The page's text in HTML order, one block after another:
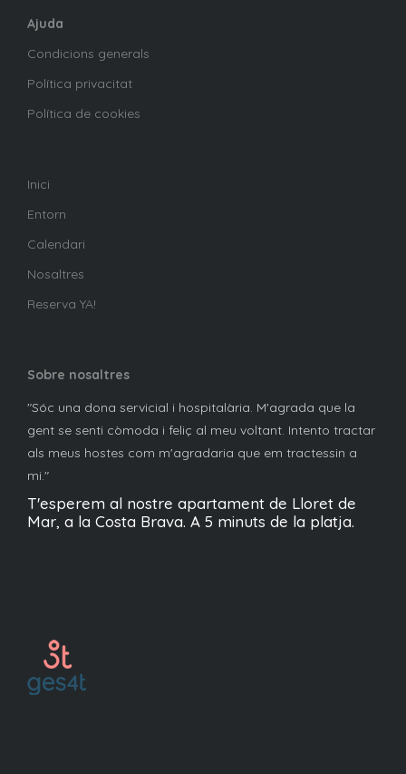
Ajuda
Condicions generals
Política privacitat
Política de cookies
Inici
Entorn
Calendari
Nosaltres
Reserva YA!
Sobre nosaltres
"Sóc una dona servicial i hospitalària. M'agrada que la
gent se senti còmoda i feliç al meu voltant. Intento tractar
als meus hostes com m'agradaria que em tractessin a
mi."
T'esperem al nostre apartament de Lloret de
Mar, a la Costa Brava. A 5 minuts de la platja.